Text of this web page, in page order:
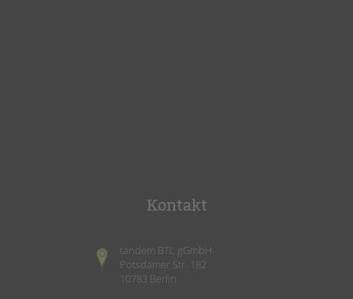
Kontakt
tandem BTL gGmbH
Potsdamer Str. 182
10783 Berlin